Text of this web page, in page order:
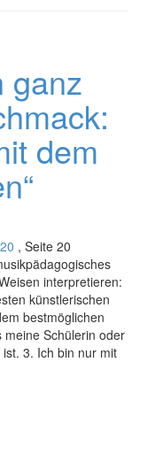
ganz
dem
, Seite 20
interpretieren:
künstlerischen
bestmöglichen
Schülerin oder
3. Ich bin nur mit